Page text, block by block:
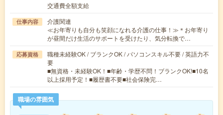
交通費全額支給
仕事内容
介護関連
≪お年寄りも自分も笑顔になれる介護の仕事！≫＊お年寄り
が昼間だけ生活のサポートを受けたり、気分転換で…
応募資格
職種未経験OK / ブランクOK / パソコンスキル不要 / 英語力不
要
■無資格・未経験OK！■年齢・学歴不問！ブランクOK!■10名
以上採用予定！■履歴書不要■社会保険完…
職場の雰囲気